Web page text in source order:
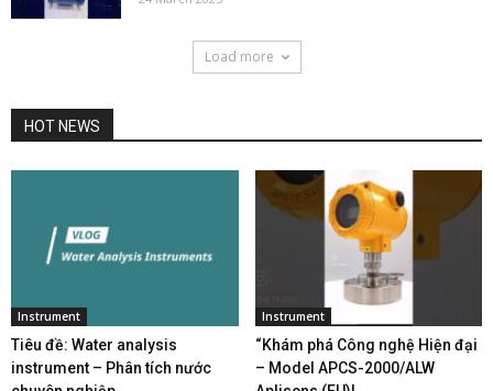
Load more
HOT NEWS
Instrument
Tiêu đề: Water analysis
instrument – Phân tích nước
Instrument
“Khám phá Công nghệ Hiện đại
– Model APCS-2000/ALW